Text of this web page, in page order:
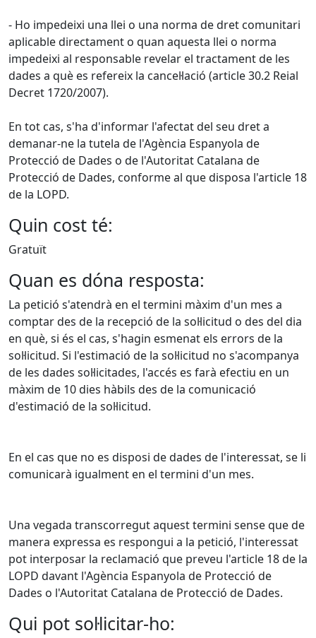
- Ho impedeixi una llei o una norma de dret comunitari
aplicable directament o quan aquesta llei o norma
impedeixi al responsable revelar el tractament de les
dades a què es refereix la cancel·lació (article 30.2 Reial
Decret 1720/2007).
En tot cas, s'ha d'informar l'afectat del seu dret a
demanar-ne la tutela de l'Agència Espanyola de
Protecció de Dades o de l'Autoritat Catalana de
Protecció de Dades, conforme al que disposa l'article 18
de la LOPD.
Quin cost té:
Gratuït
Quan es dóna resposta:
La petició s'atendrà en el termini màxim d'un mes a
comptar des de la recepció de la sol·licitud o des del dia
en què, si és el cas, s'hagin esmenat els errors de la
sol·licitud. Si l'estimació de la sol·licitud no s'acompanya
de les dades sol·licitades, l'accés es farà efectiu en un
màxim de 10 dies hàbils des de la comunicació
d'estimació de la sol·licitud.
En el cas que no es disposi de dades de l'interessat, se li
comunicarà igualment en el termini d'un mes.
Una vegada transcorregut aquest termini sense que de
manera expressa es respongui a la petició, l'interessat
pot interposar la reclamació que preveu l'article 18 de la
LOPD davant l'Agència Espanyola de Protecció de
Dades o l'Autoritat Catalana de Protecció de Dades.
Qui pot sol·licitar-ho: